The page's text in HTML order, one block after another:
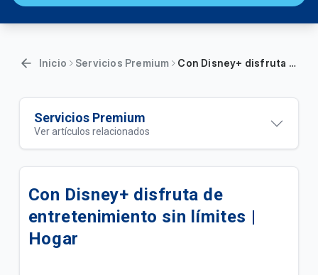
Inicio Servicios Premium Con Disney+ disfruta de entretenimiento sin límites | Hogar
Servicios Premium
Ver artículos relacionados
¿Cómo activar Disney+ si tienes Full Tigo + Plus? |
¿Cómo completar la activación de Disney+ con
anuncios? | General
Con Disney+ disfruta de
entretenimiento sin límites |
Hogar